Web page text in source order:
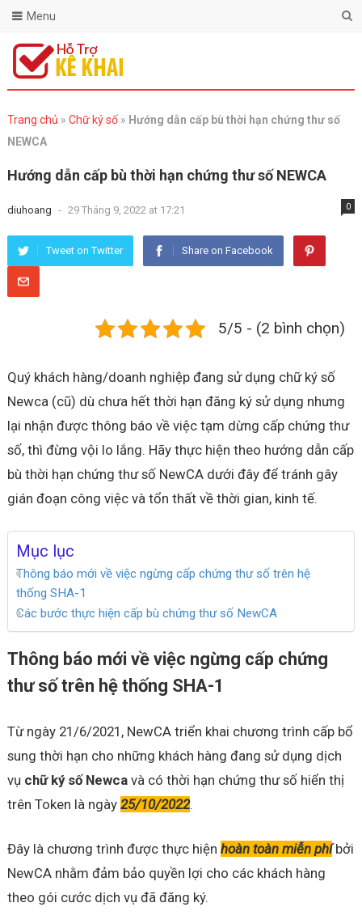
Menu
Trang chủ » Chữ ký số» Hướng dẫn cấp bù thời hạn chứng thư số
NEWCA
Hướng dẫn cấp bù thời hạn chứng thư số NEWCA
diuhoang - 29 Tháng 9, 2022 at 17:21 0
Tweet on Twitter Share on Facebook
5/5 - (2 bình chọn)
Quý khách hàng/doanh nghiệp đang sử dụng chữ ký số
Newca (cũ) dù chưa hết thời hạn đăng ký sử dụng nhưng
lại nhận được thông báo về việc tạm dừng cấp chứng thư
số, thì đừng vội lo lắng. Hãy thực hiện theo hướng dẫn cấp
bù thời hạn chứng thư số NewCA dưới đây để tránh gây
gián đoạn công việc và tổn thất về thời gian, kinh tế.
Mục lục
Thông báo mới về việc ngừng cấp chứng thư số trên hệ
thống SHA-1
Các bước thực hiện cấp bù chứng thư số NewCA
Thông báo mới về việc ngừng cấp chứng
thư số trên hệ thống SHA-1
Từ ngày 21/6/2021, NewCA triển khai chương trình cấp bổ
sung thời hạn cho những khách hàng đang sử dụng dịch
vụ chữ ký số Newcavà có thời hạn chứng thư số hiển thị
trên Token là ngày 25/10/2022.
Đây là chương trình được thực hiện hoàn toàn miễn phíbởi
NewCA nhằm đảm bảo quyền lợi cho các khách hàng
theo gói cước dịch vụ đã đăng ký.